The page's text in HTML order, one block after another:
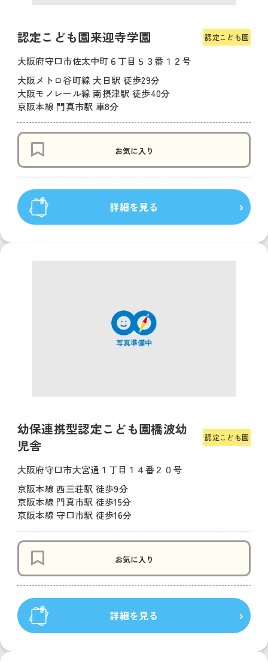
認定こども園来迎寺学園 認定こども園
大阪府守口市佐太中町６丁目５３番１２号
大阪メトロ谷町線 大日駅 徒歩29分
大阪モノレール線 南摂津駅 徒歩40分
京阪本線 門真市駅 車8分
お気に入り
詳細を見る
幼保連携型認定こども園橋波幼
児舎
認定こども園
大阪府守口市大宮通１丁目１４番２０号
京阪本線 西三荘駅 徒歩9分
京阪本線 門真市駅 徒歩15分
京阪本線 守口市駅 徒歩16分
お気に入り
詳細を見る